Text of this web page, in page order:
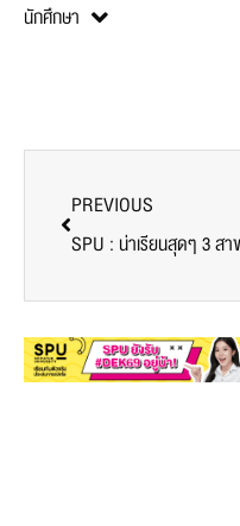
นักศึกษา
PREVIOUS